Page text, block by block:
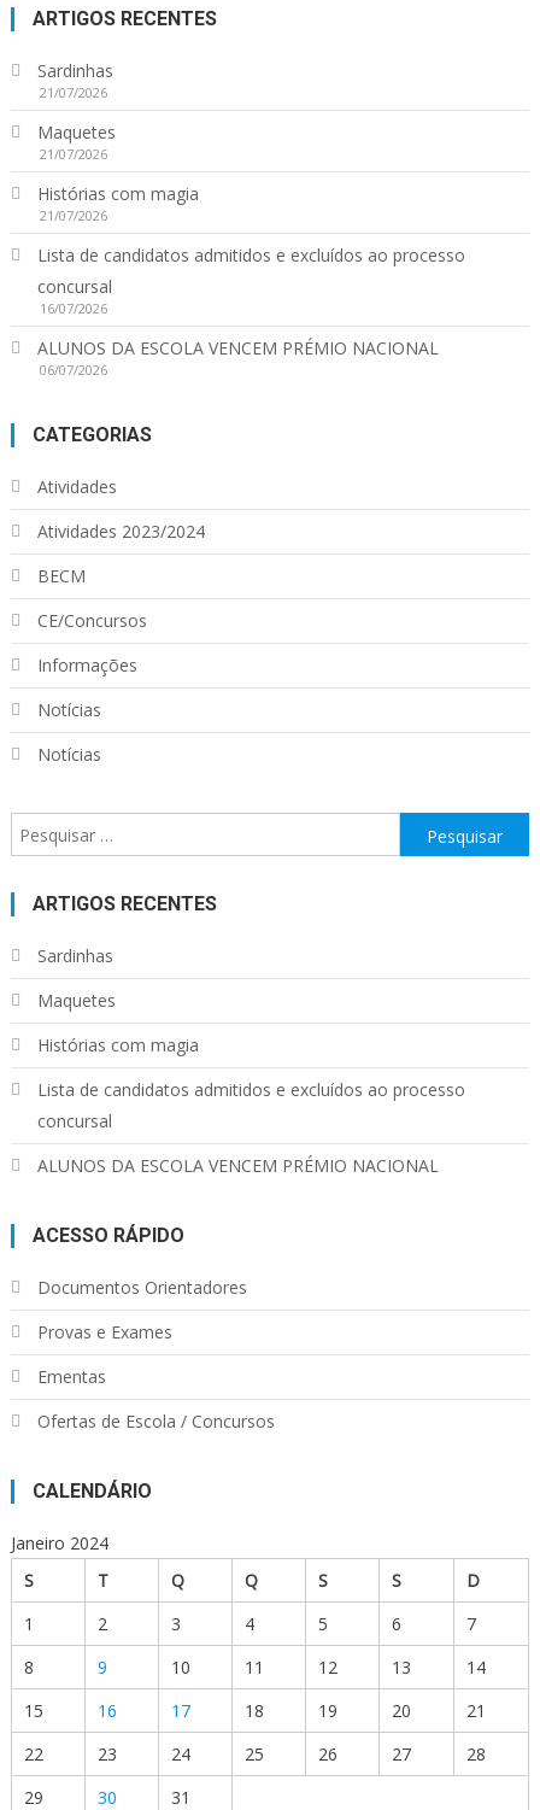
ARTIGOS RECENTES
Sardinhas
21/07/2026
Maquetes
21/07/2026
Histórias com magia
21/07/2026
Lista de candidatos admitidos e excluídos ao processo
concursal
16/07/2026
ALUNOS DA ESCOLA VENCEM PRÉMIO NACIONAL
06/07/2026
CATEGORIAS
Atividades
Atividades 2023/2024
BECM
CE/Concursos
Informações
Notícias
Notícias
Pesquisar
por:
ARTIGOS RECENTES
Sardinhas
Maquetes
Histórias com magia
Lista de candidatos admitidos e excluídos ao processo
concursal
ALUNOS DA ESCOLA VENCEM PRÉMIO NACIONAL
ACESSO RÁPIDO
Documentos Orientadores
Provas e Exames
Ementas
Ofertas de Escola / Concursos
CALENDÁRIO
Janeiro 2024
S
T Q Q S S
D
1
2 3 4 5 6
7
8
9 10 11 12 13
14
15
16 17 18 19 20
21
22
23 24 25 26 27
28
29
30 31